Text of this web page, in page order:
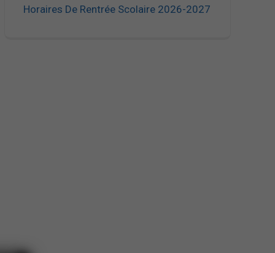
Horaires De Rentrée Scolaire 2026-2027